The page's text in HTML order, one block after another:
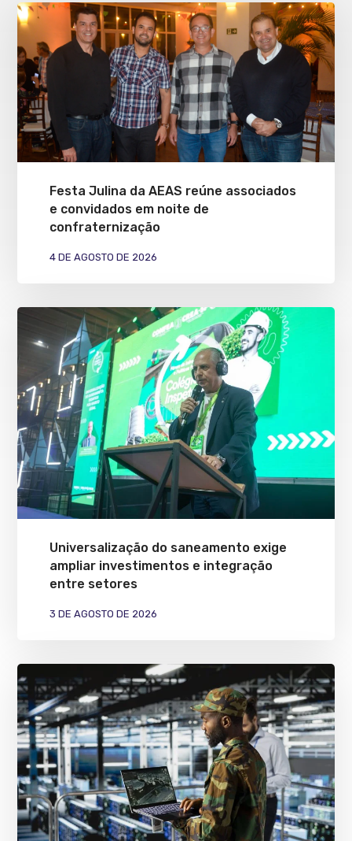
Festa Julina da AEAS reúne associados
e convidados em noite de
confraternização
4 DE AGOSTO DE 2026
Universalização do saneamento exige
ampliar investimentos e integração
entre setores
3 DE AGOSTO DE 2026